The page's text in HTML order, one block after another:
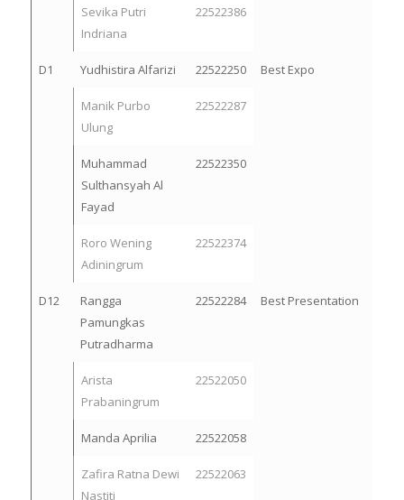
Sevika Putri
Indriana
22522386
D1 Yudhistira Alfarizi 22522250 Best Expo
Manik Purbo
Ulung
22522287
Muhammad
Sulthansyah Al
Fayad
22522350
Roro Wening
Adiningrum
22522374
D12
Rangga
Pamungkas
Putradharma
22522284 Best Presentation
Arista
Prabaningrum
22522050
Manda Aprilia 22522058
Zafira Ratna Dewi
Nastiti
22522063